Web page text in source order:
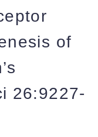
of
26:9227-